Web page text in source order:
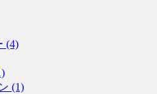
(4)
(1)